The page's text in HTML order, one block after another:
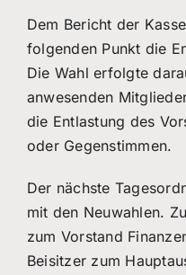
Dem Bericht der
folgenden Punkt die
Die Wahl erfolgte
anwesenden
die Entlastung des
oder Gegenstimmen.
Der nächste
mit den Neuwahlen.
zum Vorstand
Beisitzer zum